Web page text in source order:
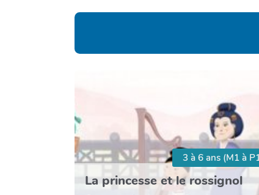
La princesse et le rossignol
3 à 6 ans (M1 à